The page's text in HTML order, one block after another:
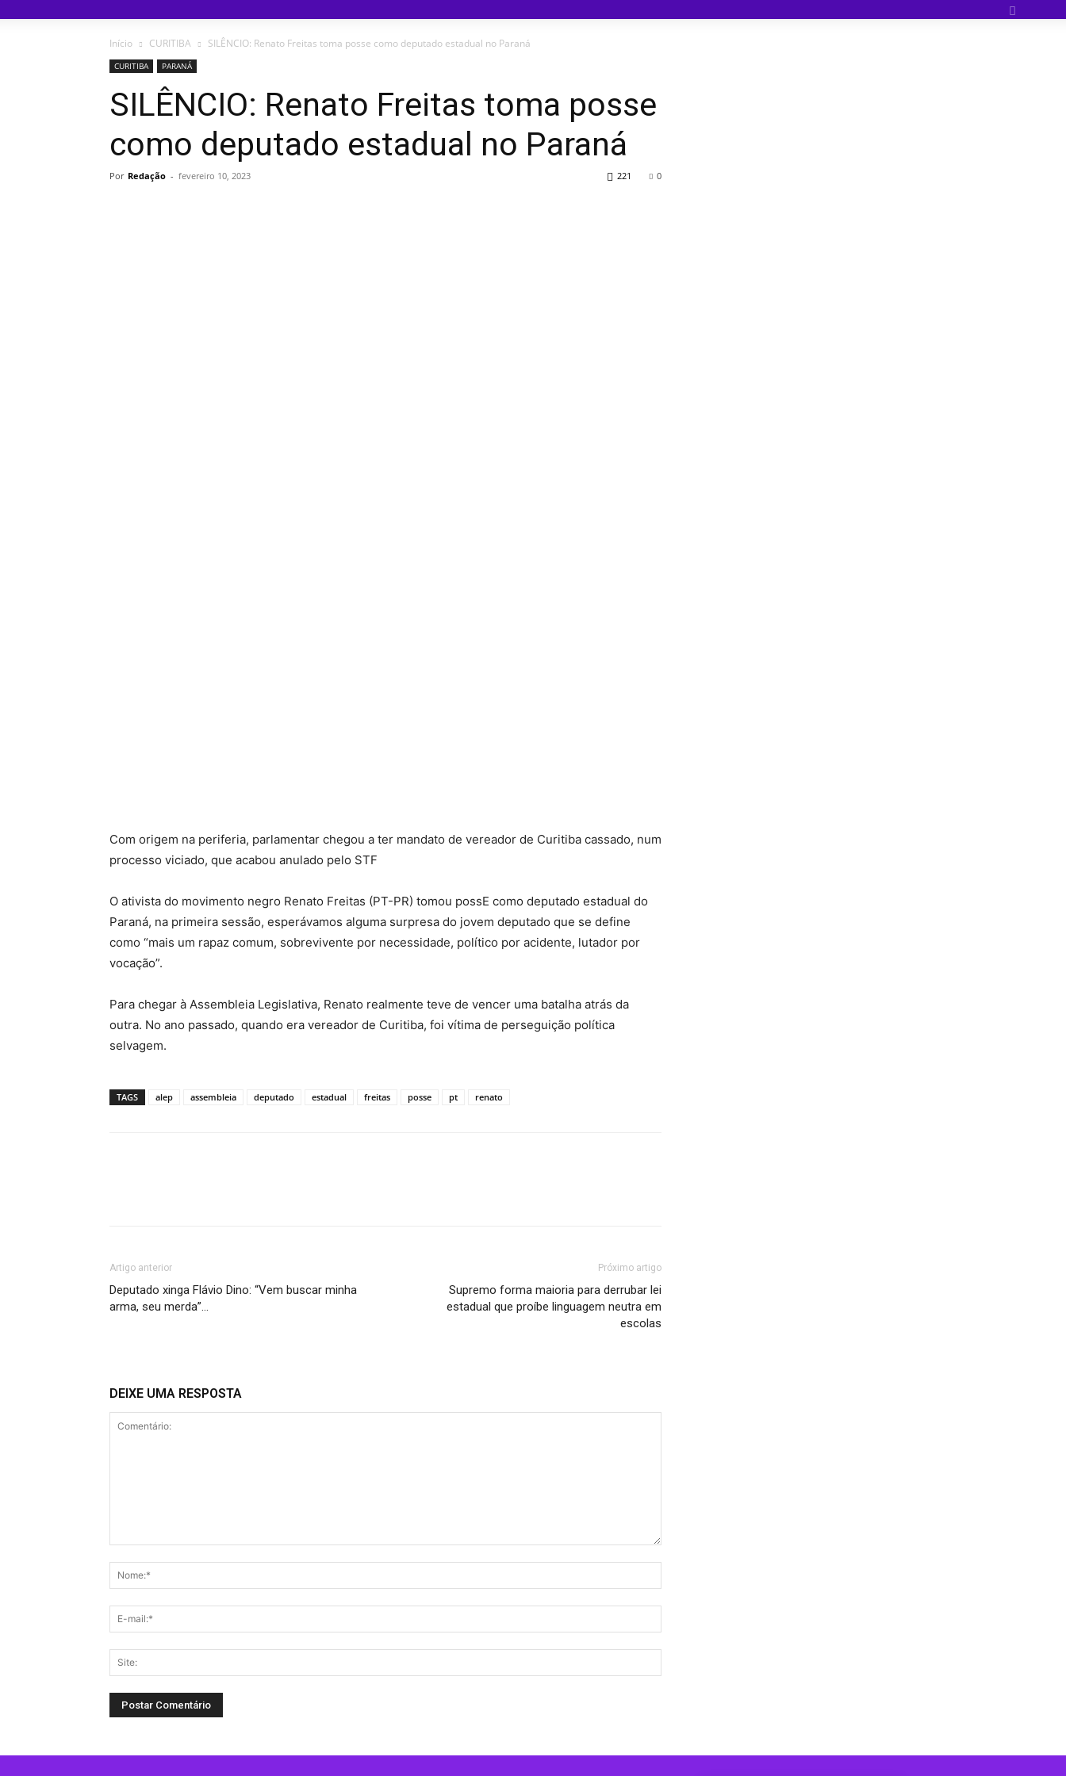
Início CURITIBA SILÊNCIO: Renato Freitas toma posse como deputado estadual no Paraná
CURITIBA PARANÁ
SILÊNCIO: Renato Freitas toma posse
como deputado estadual no Paraná
Por Redação - fevereiro 10, 2023 0
221
Com origem na periferia, parlamentar chegou a ter mandato de vereador de Curitiba cassado, num
processo viciado, que acabou anulado pelo STF
O ativista do movimento negro Renato Freitas (PT-PR) tomou possE como deputado estadual do
Paraná, na primeira sessão, esperávamos alguma surpresa do jovem deputado que se define
como “mais um rapaz comum, sobrevivente por necessidade, político por acidente, lutador por
vocação”.
Para chegar à Assembleia Legislativa, Renato realmente teve de vencer uma batalha atrás da
outra. No ano passado, quando era vereador de Curitiba, foi vítima de perseguição política
selvagem.
TAGS alep assembleia deputado estadual freitas posse pt renato
Artigo anterior
Deputado xinga Flávio Dino: “Vem buscar minha
arma, seu merda”…
Próximo artigo
Supremo forma maioria para derrubar lei
estadual que proíbe linguagem neutra em
escolas
DEIXE UMA RESPOSTA